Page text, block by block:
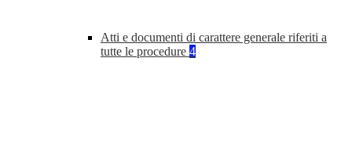
Atti e documenti di carattere generale riferiti a
tutte le procedure 4